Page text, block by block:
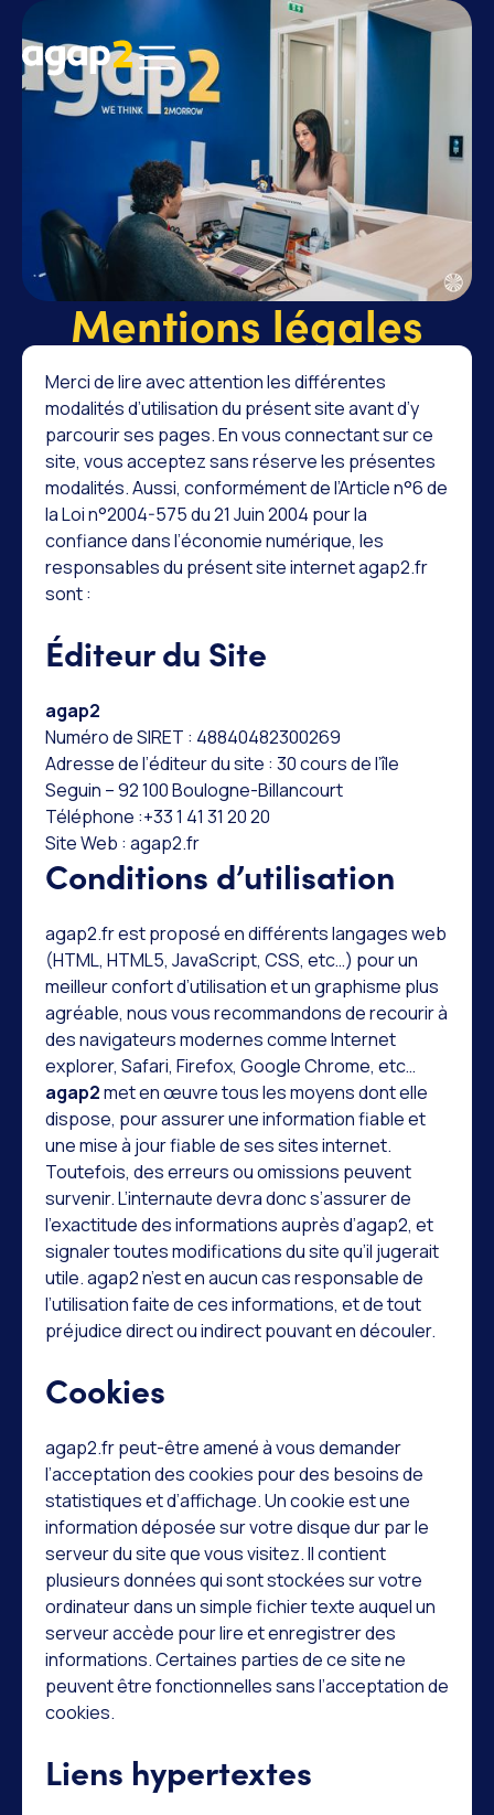
Mentions légales
Merci de lire avec attention les différentes
modalités d’utilisation du présent site avant d’y
parcourir ses pages. En vous connectant sur ce
site, vous acceptez sans réserve les présentes
modalités. Aussi, conformément de l’Article n°6 de
la Loi n°2004-575 du 21 Juin 2004 pour la
confiance dans l’économie numérique, les
responsables du présent site internet agap2.fr
sont :
Éditeur du Site
agap2
Numéro de SIRET : 48840482300269
Adresse de l’éditeur du site : 30 cours de l’île
Seguin – 92 100 Boulogne-Billancourt
Téléphone :+33 1 41 31 20 20
Site Web : agap2.fr
Conditions d’utilisation
agap2.fr est proposé en différents langages web
(HTML, HTML5, JavaScript, CSS, etc…) pour un
meilleur confort d’utilisation et un graphisme plus
agréable, nous vous recommandons de recourir à
des navigateurs modernes comme Internet
explorer, Safari, Firefox, Google Chrome, etc…
agap2met en œuvre tous les moyens dont elle
dispose, pour assurer une information fiable et
une mise à jour fiable de ses sites internet.
Toutefois, des erreurs ou omissions peuvent
survenir. L’internaute devra donc s’assurer de
l’exactitude des informations auprès d’agap2, et
signaler toutes modifications du site qu’il jugerait
utile. agap2 n’est en aucun cas responsable de
l’utilisation faite de ces informations, et de tout
préjudice direct ou indirect pouvant en découler.
Cookies
agap2.fr peut-être amené à vous demander
l’acceptation des cookies pour des besoins de
statistiques et d’affichage. Un cookie est une
information déposée sur votre disque dur par le
serveur du site que vous visitez. Il contient
plusieurs données qui sont stockées sur votre
ordinateur dans un simple fichier texte auquel un
serveur accède pour lire et enregistrer des
informations. Certaines parties de ce site ne
peuvent être fonctionnelles sans l’acceptation de
cookies.
Liens hypertextes